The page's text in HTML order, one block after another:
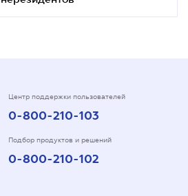
Центр поддержки пользователей
0-800-210-103
Подбор продуктов и решений
0-800-210-102